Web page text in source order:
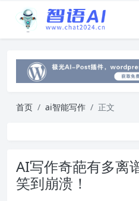
首页 ai智能写作 正文
AI写作奇葩有多离
笑到崩溃！